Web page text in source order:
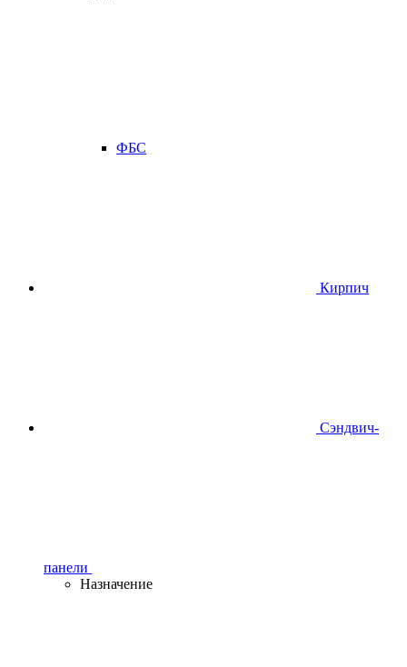
ФБС
Кирпич
Сэндвич-
панели
Назначение